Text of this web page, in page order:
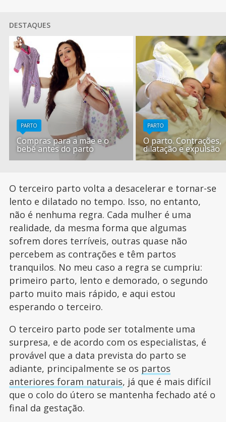
DESTAQUES
PARTO
Compras para a mãe e o
bebê antes do parto
PARTO
O parto. Contrações,
dilatação e expulsão
O terceiro parto volta a desacelerar e tornar-se
lento e dilatado no tempo. Isso, no entanto,
não é nenhuma regra. Cada mulher é uma
realidade, da mesma forma que algumas
sofrem dores terríveis, outras quase não
percebem as contrações e têm partos
tranquilos. No meu caso a regra se cumpriu:
primeiro parto, lento e demorado, o segundo
parto muito mais rápido, e aqui estou
esperando o terceiro.
O terceiro parto pode ser totalmente uma
surpresa, e de acordo com os especialistas, é
provável que a data prevista do parto se
adiante, principalmente se os partos
anteriores foram naturais, já que é mais difícil
que o colo do útero se mantenha fechado até o
final da gestação.